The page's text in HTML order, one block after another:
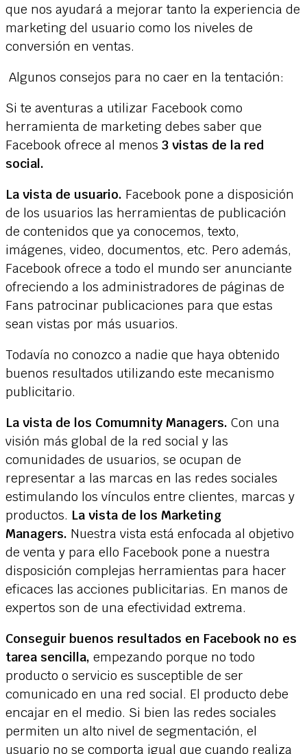
que nos ayudará a mejorar tanto la experiencia de
marketing del usuario como los niveles de
conversión en ventas.
Algunos consejos para no caer en la tentación:
Si te aventuras a utilizar Facebook como
herramienta de marketing debes saber que
Facebook ofrece al menos 3 vistas de la red
social.
La vista de usuario. Facebook pone a disposición
de los usuarios las herramientas de publicación
de contenidos que ya conocemos, texto,
imágenes, video, documentos, etc. Pero además,
Facebook ofrece a todo el mundo ser anunciante
ofreciendo a los administradores de páginas de
Fans patrocinar publicaciones para que estas
sean vistas por más usuarios.
Todavía no conozco a nadie que haya obtenido
buenos resultados utilizando este mecanismo
publicitario.
La vista de los Comumnity Managers. Con una
visión más global de la red social y las
comunidades de usuarios, se ocupan de
representar a las marcas en las redes sociales
estimulando los vínculos entre clientes, marcas y
productos. La vista de los Marketing
Managers. Nuestra vista está enfocada al objetivo
de venta y para ello Facebook pone a nuestra
disposición complejas herramientas para hacer
eficaces las acciones publicitarias. En manos de
expertos son de una efectividad extrema.
Conseguir buenos resultados en Facebook no es
tarea sencilla, empezando porque no todo
producto o servicio es susceptible de ser
comunicado en una red social. El producto debe
encajar en el medio. Si bien las redes sociales
permiten un alto nivel de segmentación, el
usuario no se comporta igual que cuando realiza